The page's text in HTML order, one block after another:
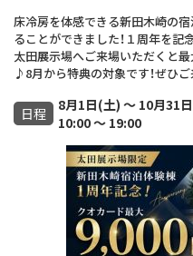
床冷房を体感できる新田木崎の
ることができました！１周年を
太田展示場へご来場いただくと
♪8月から特典の対象です！ぜひ
日程
8月1日(土) ～ 10月31
10:00 ～ 19:00